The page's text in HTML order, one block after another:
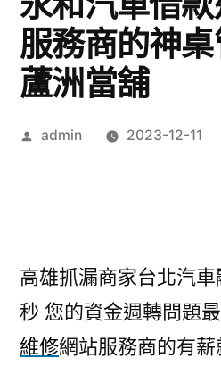
服務商的神
蘆洲當舖
作
admin 2023-12-11
高雄抓漏商家台北汽
秒 您的資金週轉問題
維修網站服務商的有